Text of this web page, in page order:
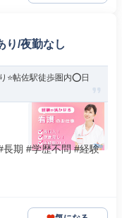
り/夜勤なし
⭐帖佐駅徒歩圏内⭕日
期 #学歴不問 #経験